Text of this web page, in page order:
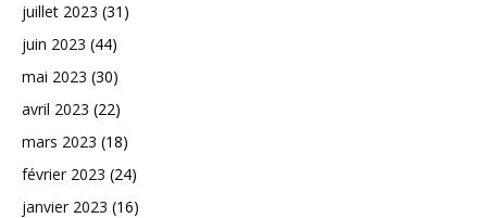
juillet 2023 (31)
juin 2023 (44)
mai 2023 (30)
avril 2023 (22)
mars 2023 (18)
février 2023 (24)
janvier 2023 (16)